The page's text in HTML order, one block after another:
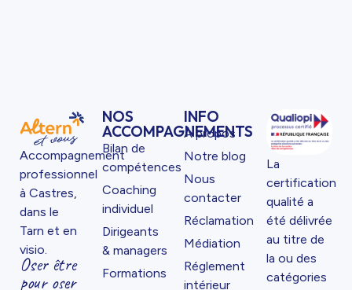
Accompagnement
professionnel
à Castres,
dans le
Tarn et en
visio.
Oser être
pour oser
NOS
ACCOMPAGNEMENTS
Bilan de
compétences
Coaching
individuel
Dirigeants
& managers
Formations
INFO
À propos
Notre blog
Nous
contacter
Réclamation
Médiation
Réglement
intérieur
La
certification
qualité a
été délivrée
au titre de
la ou des
catégories